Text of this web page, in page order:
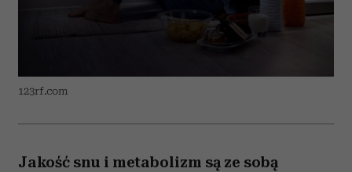
123rf.com
Jakość snu i metabolizm są ze sobą